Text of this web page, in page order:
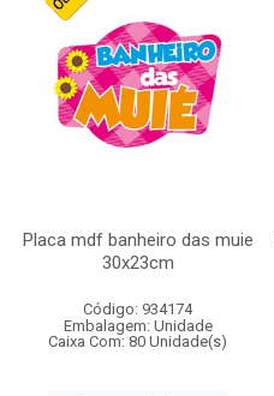
Placa mdf banheiro das muie
30x23cm
Código: 934174
Embalagem: Unidade
Caixa Com: 80 Unidade(s)